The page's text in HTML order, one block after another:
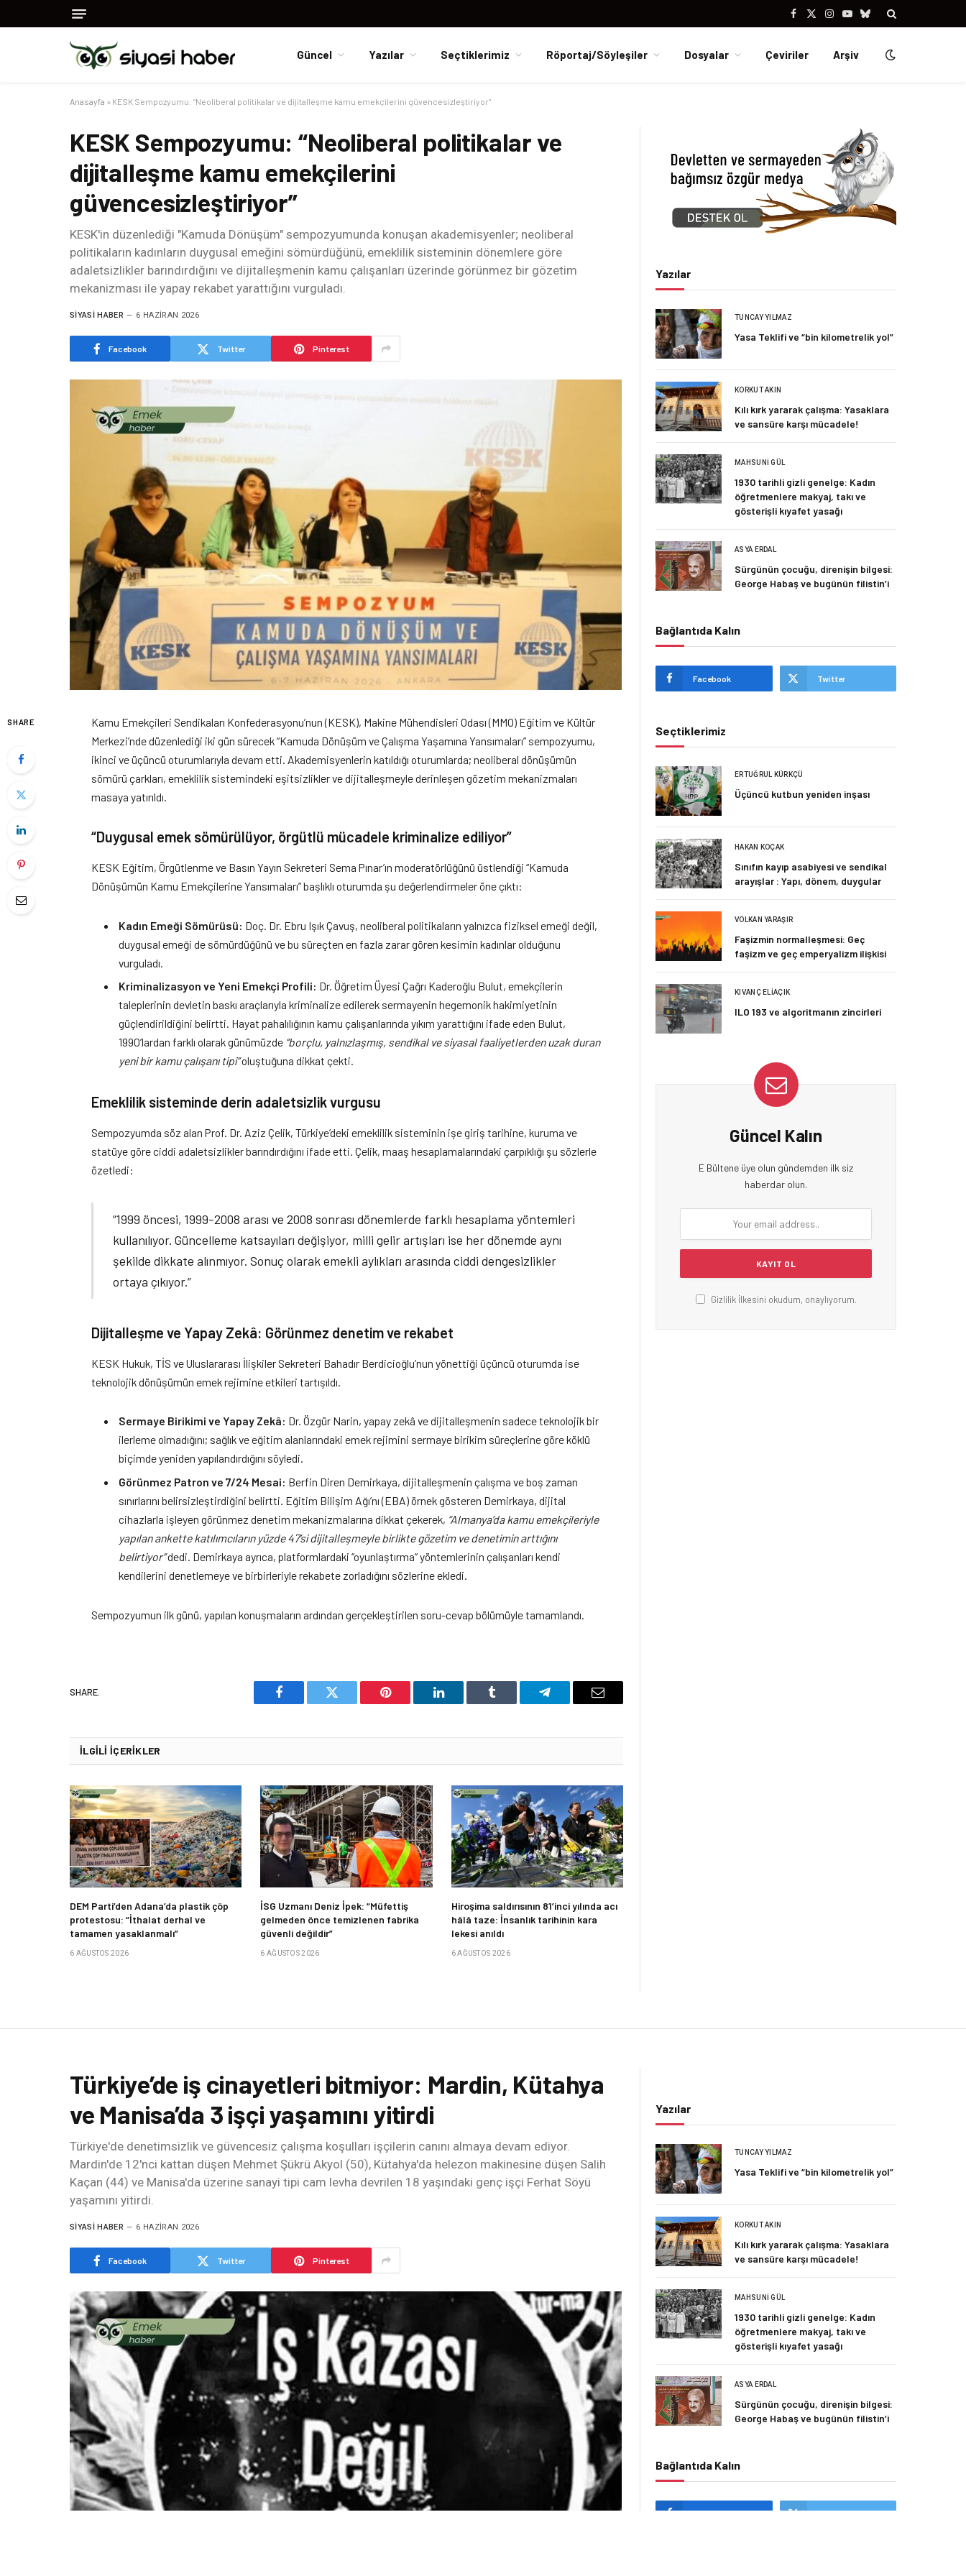
Facebook
X
Instagram
YouTubeBluesky
Güncel Yazılar Seçtiklerimiz Röportaj/Söyleşiler Dosyalar Çeviriler Arşiv
Anasayfa » KESK Sempozyumu: “Neoliberal politikalar ve dijitalleşme kamu emekçilerini güvencesizleştiriyor”
KESK Sempozyumu: “Neoliberal politikalar ve
dijitalleşme kamu emekçilerini
güvencesizleştiriyor”
KESK'in düzenlediği "Kamuda Dönüşüm" sempozyumunda konuşan akademisyenler; neoliberal
politikaların kadınların duygusal emeğini sömürdüğünü, emeklilik sisteminin dönemlere göre
adaletsizlikler barındırdığını ve dijitalleşmenin kamu çalışanları üzerinde görünmez bir gözetim
mekanizması ile yapay rekabet yarattığını vurguladı.
SIYASI HABER 6 HAZIRAN 2026
Facebook Twitter Pinterest
SHARE
Kamu Emekçileri Sendikaları Konfederasyonu’nun (KESK), Makine Mühendisleri Odası (MMO) Eğitim ve Kültür
Merkezi’nde düzenlediği iki gün sürecek “Kamuda Dönüşüm ve Çalışma Yaşamına Yansımaları” sempozyumu,
ikinci ve üçüncü oturumlarıyla devam etti. Akademisyenlerin katıldığı oturumlarda; neoliberal dönüşümün
sömürü çarkları, emeklilik sistemindeki eşitsizlikler ve dijitalleşmeyle derinleşen gözetim mekanizmaları
masaya yatırıldı.
“Duygusal emek sömürülüyor, örgütlü mücadele kriminalize ediliyor”
KESK Eğitim, Örgütlenme ve Basın Yayın Sekreteri Sema Pınar’ın moderatörlüğünü üstlendiği “Kamuda
Dönüşümün Kamu Emekçilerine Yansımaları” başlıklı oturumda şu değerlendirmeler öne çıktı:
Kadın Emeği Sömürüsü: Doç. Dr. Ebru Işık Çavuş, neoliberal politikaların yalnızca fiziksel emeği değil,
duygusal emeği de sömürdüğünü ve bu süreçten en fazla zarar gören kesimin kadınlar olduğunu
vurguladı.
Kriminalizasyon ve Yeni Emekçi Profili: Dr. Öğretim Üyesi Çağrı Kaderoğlu Bulut, emekçilerin
taleplerinin devletin baskı araçlarıyla kriminalize edilerek sermayenin hegemonik hakimiyetinin
güçlendirildiğini belirtti. Hayat pahalılığının kamu çalışanlarında yıkım yarattığını ifade eden Bulut,
1990’lardan farklı olarak günümüzde “borçlu, yalnızlaşmış, sendikal ve siyasal faaliyetlerden uzak duran
yeni bir kamu çalışanı tipi”oluştuğuna dikkat çekti.
Emeklilik sisteminde derin adaletsizlik vurgusu
Sempozyumda söz alan Prof. Dr. Aziz Çelik, Türkiye’deki emeklilik sisteminin işe giriş tarihine, kuruma ve
statüye göre ciddi adaletsizlikler barındırdığını ifade etti. Çelik, maaş hesaplamalarındaki çarpıklığı şu sözlerle
özetledi:
“1999 öncesi, 1999-2008 arası ve 2008 sonrası dönemlerde farklı hesaplama yöntemleri
kullanılıyor. Güncelleme katsayıları değişiyor, milli gelir artışları ise her dönemde aynı
şekilde dikkate alınmıyor. Sonuç olarak emekli aylıkları arasında ciddi dengesizlikler
ortaya çıkıyor.”
Dijitalleşme ve Yapay Zekâ: Görünmez denetim ve rekabet
KESK Hukuk, TİS ve Uluslararası İlişkiler Sekreteri Bahadır Berdicioğlu’nun yönettiği üçüncü oturumda ise
teknolojik dönüşümün emek rejimine etkileri tartışıldı.
Sermaye Birikimi ve Yapay Zekâ: Dr. Özgür Narin, yapay zekâ ve dijitalleşmenin sadece teknolojik bir
ilerleme olmadığını; sağlık ve eğitim alanlarındaki emek rejimini sermaye birikim süreçlerine göre köklü
biçimde yeniden yapılandırdığını söyledi.
Görünmez Patron ve 7/24 Mesai: Berfin Diren Demirkaya, dijitalleşmenin çalışma ve boş zaman
sınırlarını belirsizleştirdiğini belirtti. Eğitim Bilişim Ağı’nı (EBA) örnek gösteren Demirkaya, dijital
cihazlarla işleyen görünmez denetim mekanizmalarına dikkat çekerek, “Almanya’da kamu emekçileriyle
yapılan ankette katılımcıların yüzde 47’si dijitalleşmeyle birlikte gözetim ve denetimin arttığını
belirtiyor”dedi. Demirkaya ayrıca, platformlardaki “oyunlaştırma” yöntemlerinin çalışanları kendi
kendilerini denetlemeye ve birbirleriyle rekabete zorladığını sözlerine ekledi.
Sempozyumun ilk günü, yapılan konuşmaların ardından gerçekleştirilen soru-cevap bölümüyle tamamlandı.
SHARE.
Facebook Twitter Pinterest LinkedIn Tumblr Telegram Email
İLGILI İÇERIKLER
DEM Parti’den Adana’da plastik çöp
protestosu: “İthalat derhal ve
tamamen yasaklanmalı”
6 AĞUSTOS 2026
İSG Uzmanı Deniz İpek: “Müfettiş
gelmeden önce temizlenen fabrika
güvenli değildir”
6 AĞUSTOS 2026
Hiroşima saldırısının 81’inci yılında acı
hâlâ taze: İnsanlık tarihinin kara
lekesi anıldı
6 AĞUSTOS 2026
Yazılar
TUNCAY YILMAZ
Yasa Teklifi ve “bin kilometrelik yol”
KORKUT AKIN
Kılı kırk yararak çalışma: Yasaklara
ve sansüre karşı mücadele!
MAHSUNI GÜL
1930 tarihli gizli genelge: Kadın
öğretmenlere makyaj, takı ve
gösterişli kıyafet yasağı
ASYA ERDAL
Sürgünün çocuğu, direnişin bilgesi:
George Habaş ve bugünün filistin’i
Bağlantıda Kalın
Facebook Twitter
Seçtiklerimiz
ERTUĞRUL KÜRKÇÜ
Üçüncü kutbun yeniden inşası
HAKAN KOÇAK
Sınıfın kayıp asabiyesi ve sendikal
arayışlar : Yapı, dönem, duygular
VOLKAN YARAŞIR
Faşizmin normalleşmesi: Geç
faşizm ve geç emperyalizm ilişkisi
KIVANÇ ELIAÇIK
ILO 193 ve algoritmanın zincirleri
Güncel Kalın
E Bültene üye olun gündemden ilk siz
haberdar olun.
Gizlilik İlkesini okudum, onaylıyorum.
Türkiye’de iş cinayetleri bitmiyor: Mardin, Kütahya
ve Manisa’da 3 işçi yaşamını yitirdi
Türkiye'de denetimsizlik ve güvencesiz çalışma koşulları işçilerin canını almaya devam ediyor.
Mardin'de 12'nci kattan düşen Mehmet Şükrü Akyol (50), Kütahya'da helezon makinesine düşen Salih
Kaçan (44) ve Manisa'da üzerine sanayi tipi cam levha devrilen 18 yaşındaki genç işçi Ferhat Söyü
yaşamını yitirdi.
SIYASI HABER 6 HAZIRAN 2026
Facebook Twitter Pinterest
Yazılar
TUNCAY YILMAZ
Yasa Teklifi ve “bin kilometrelik yol”
KORKUT AKIN
Kılı kırk yararak çalışma: Yasaklara
ve sansüre karşı mücadele!
MAHSUNI GÜL
1930 tarihli gizli genelge: Kadın
öğretmenlere makyaj, takı ve
gösterişli kıyafet yasağı
ASYA ERDAL
Sürgünün çocuğu, direnişin bilgesi:
George Habaş ve bugünün filistin’i
Bağlantıda Kalın
Facebook Twitter